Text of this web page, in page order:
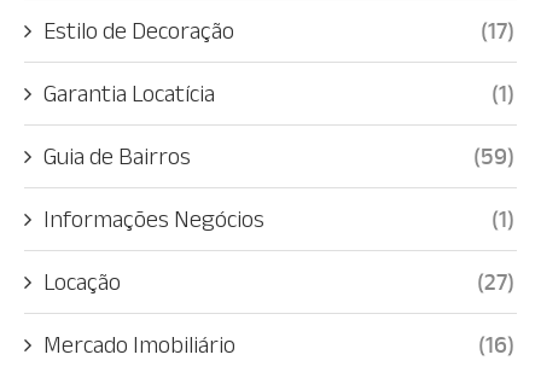
Estilo de Decoração (17)
Garantia Locatícia (1)
Guia de Bairros (59)
Informações Negócios (1)
Locação (27)
Mercado Imobiliário (16)